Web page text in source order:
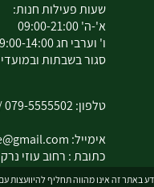
שעות פעילות חנות:
א'-ה' 09:00-21:00
ו' וערבי חג 09:00-14:00
סגור בשבתות
טלפון:079-5555502
אימייל:
כתובת : רחוב עוזי נרקיס 9
באתר זה אינו מהווה תחליף להיוועצות